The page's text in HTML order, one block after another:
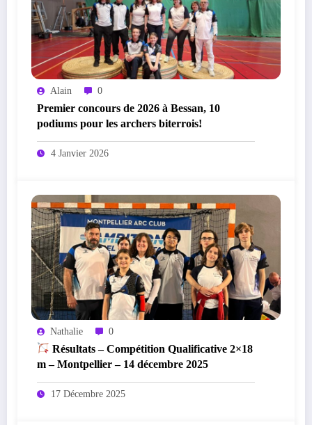
Alain 0
Premier concours de 2026 à Bessan, 10
podiums pour les archers biterrois!
4 Janvier 2026
Nathalie 0
Résultats – Compétition Qualificative 2×18
m – Montpellier – 14 décembre 2025
17 Décembre 2025